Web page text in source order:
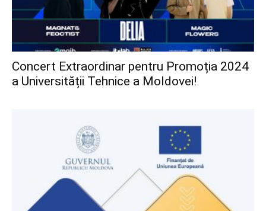
Concert Extraordinar pentru Promoția 2024
a Universității Tehnice a Moldovei!